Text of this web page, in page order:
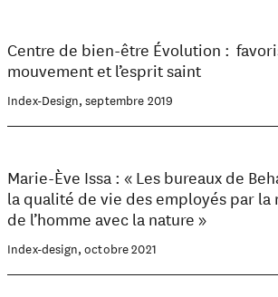
Centre de bien-être Évolution :
mouvement et l’esprit saint
Index-Design, septembre 2019
Marie-Ève Issa : « Les bureaux de
la qualité de vie des employés par la
de l’homme avec la nature »
Index-design, octobre 2021